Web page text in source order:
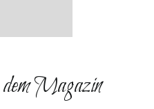
Magazin